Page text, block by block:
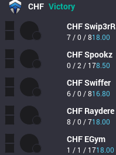
CHF Victory
CHFSwip3rR
7 / 0 / 818.00
CHFSpookz
0 / 2 / 178.50
CHFSwiffer
6 / 0 / 816.80
CHF Raydere
8 / 0 / 718.00
CHF EGym
1 / 1 / 1718.00